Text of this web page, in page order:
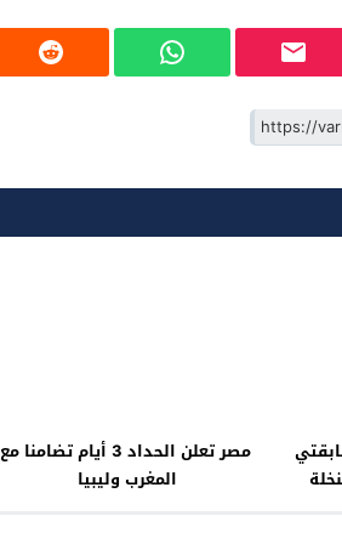
مصر تعلن الحداد 3 أيام تضامنا مع
المغرب وليبيا